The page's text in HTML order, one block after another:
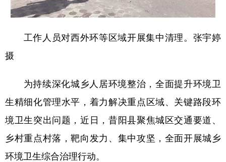
公益 一带一路 亚太网 上市公司
文化产业
北京 天津 河北 山西
辽宁 吉林 上海 江苏
浙江 安徽 福建 江西
工作人员对西外环等区域开展集中清理。张宇婷
摄
为持续深化城乡人居环境整治，全面提升环境卫
生精细化管理水平，着力解决重点区域、关键路段环
境卫生突出问题，近日，昔阳县聚焦城区交通要道、
乡村重点村落，靶向发力、集中攻坚，全面开展城乡
环境卫生综合治理行动。